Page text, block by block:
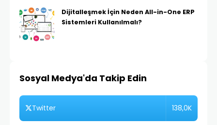
Dijitalleşmek İçin Neden All-in-One ERP
Sistemleri Kullanılmalı?
Sosyal Medya'da Takip Edin
Twitter 138,0K